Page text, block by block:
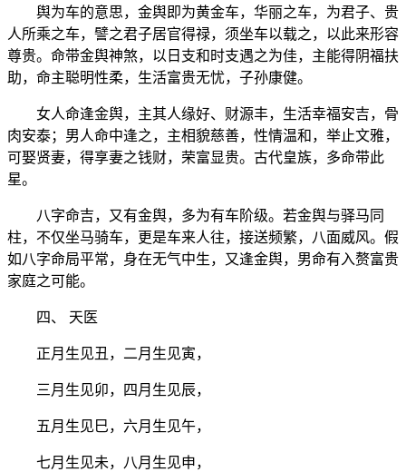
舆为车的意思，金舆即为黄金车，华丽之车，为君子、贵
人所乘之车，譬之君子居官得禄，须坐车以载之，以此来形容
尊贵。命带金舆神煞，以日支和时支遇之为佳，主能得阴福扶
助，命主聪明性柔，生活富贵无忧，子孙康健。
女人命逢金舆，主其人缘好、财源丰，生活幸福安吉，骨
肉安泰；男人命中逢之，主相貌慈善，性情温和，举止文雅，
可娶贤妻，得享妻之钱财，荣富显贵。古代皇族，多命带此
星。
八字命吉，又有金舆，多为有车阶级。若金舆与驿马同
柱，不仅坐马骑车，更是车来人往，接送频繁，八面威风。假
如八字命局平常，身在无气中生，又逢金舆，男命有入赘富贵
家庭之可能。
四、 天医
正月生见丑，二月生见寅，
三月生见卯，四月生见辰，
五月生见巳，六月生见午，
七月生见未，八月生见申，